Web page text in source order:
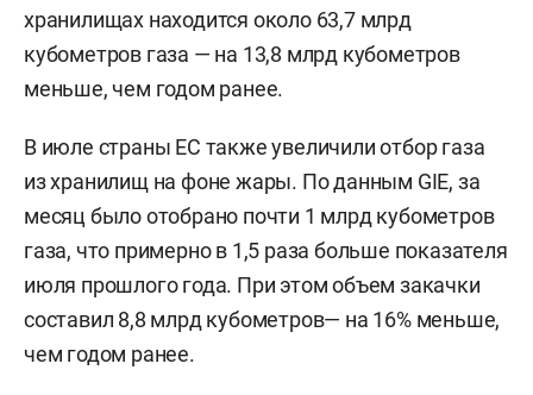
хранилищах находится около 63,7 млрд
кубометров газа — на 13,8 млрд кубометров
меньше, чем годом ранее.
В июле страны ЕС также увеличили отбор газа
из хранилищ на фоне жары. По данным GIE, за
месяц было отобрано почти 1 млрд кубометров
газа, что примерно в 1,5 раза больше показателя
июля прошлого года. При этом объем закачки
составил 8,8 млрд кубометров— на 16% меньше,
чем годом ранее.